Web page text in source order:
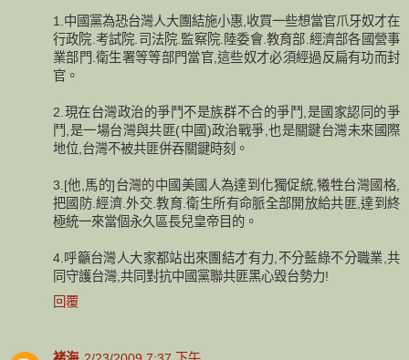
1.中國黨為恐台灣人大團結施小惠,收買一些想當官爪牙奴才在
行政院.考試院.司法院.監察院.陸委會.教育部.經濟部各國營事
業部門.衛生署等等部門當官,這些奴才必須經過反扁有功而封
官。
2.現在台灣政治的爭鬥不是族群不合的爭鬥,是國家認同的爭
鬥,是一場台灣與共匪(中國)政治戰爭,也是關鍵台灣未來國際
地位,台灣不被共匪併吞關鍵時刻。
3.[他,馬的]台灣的中國美國人為達到化獨促統,犧牲台灣國格,
把國防.經濟.外交.教育.衛生所有命脈全部開放給共匪,達到終
極統一來當個永久區長兒皇帝目的。
4.呼籲台灣人大家都站出來團結才有力,不分藍綠不分職業,共
同守護台灣,共同對抗中國黨聯共匪黑心毀台勢力!
回覆